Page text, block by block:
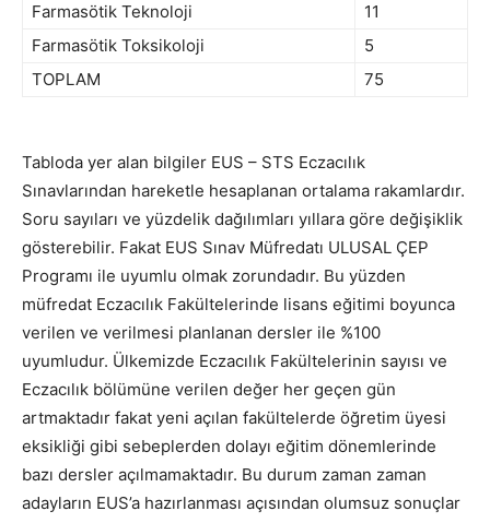
Farmasötik Teknoloji
11
Farmasötik Toksikoloji
5
TOPLAM
75
Tabloda yer alan bilgiler EUS – STS Eczacılık
Sınavlarından hareketle hesaplanan ortalama rakamlardır.
Soru sayıları ve yüzdelik dağılımları yıllara göre değişiklik
gösterebilir. Fakat EUS Sınav Müfredatı ULUSAL ÇEP
Programı ile uyumlu olmak zorundadır. Bu yüzden
müfredat Eczacılık Fakültelerinde lisans eğitimi boyunca
verilen ve verilmesi planlanan dersler ile %100
uyumludur. Ülkemizde Eczacılık Fakültelerinin sayısı ve
Eczacılık bölümüne verilen değer her geçen gün
artmaktadır fakat yeni açılan fakültelerde öğretim üyesi
eksikliği gibi sebeplerden dolayı eğitim dönemlerinde
bazı dersler açılmamaktadır. Bu durum zaman zaman
adayların EUS’a hazırlanması açısından olumsuz sonuçlar